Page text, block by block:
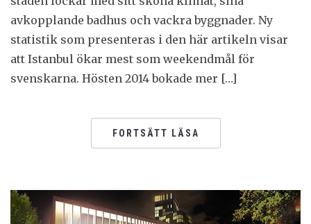
avkopplande badhus och vackra byggnader. Ny
statistik som presenteras i den här artikeln visar
att Istanbul ökar mest som weekendmål för
svenskarna. Hösten 2014 bokade mer […]
FORTSÄTT LÄSA